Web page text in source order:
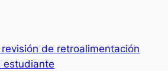
de retroalimentación
estudiante